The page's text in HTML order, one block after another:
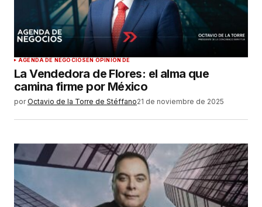
Tu correo electrónico*
Guardar mi nombre, correo electrónico y sitio
web en este navegador para la próxima vez que
haga un comentario.
AGENDA DE NEGOCIOSEN OPINIÓN DE
La Vendedora de Flores: el alma que
camina firme por México
por Octavio de la Torre de Stéffano21 de noviembre de 2025